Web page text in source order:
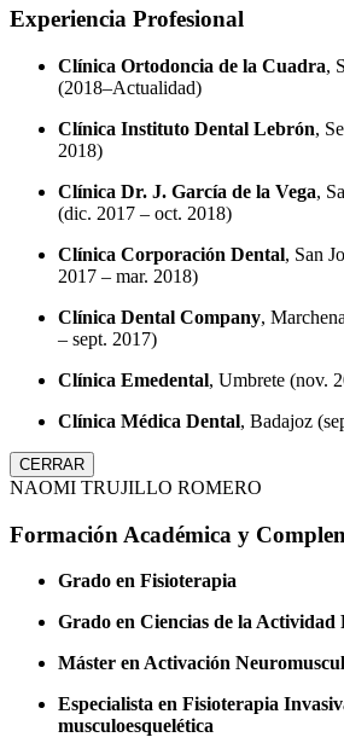
Experiencia Profesional
Clínica Ortodoncia de la Cuadra,
(2018–Actualidad)
Clínica Instituto Dental Lebrón,
2018)
Clínica Dr. J. García de la Vega,
(dic. 2017 – oct. 2018)
Clínica Corporación Dental, San
2017 – mar. 2018)
Clínica Dental Company,
– sept. 2017)
Clínica Emedental, Umbrete (nov.
Clínica Médica Dental, Badajoz
CERRAR
NAOMI TRUJILLO ROMERO
Formación Académica y
Grado en Fisioterapia
Grado en Ciencias de la Actividad
Máster en Activación
Especialista en Fisioterapia
musculoesquelética